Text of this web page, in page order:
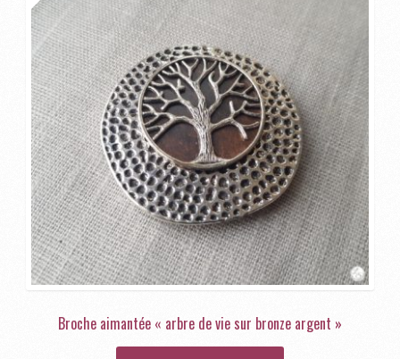
Broche aimantée « arbre de vie sur bronze argent »